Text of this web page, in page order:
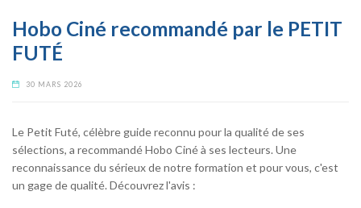
Hobo Ciné recommandé par le PETIT
FUTÉ
30 MARS 2026
Le Petit Futé, célèbre guide reconnu pour la qualité de ses
sélections, a recommandé Hobo Ciné à ses lecteurs. Une
reconnaissance du sérieux de notre formation et pour vous, c'est
un gage de qualité. Découvrez l'avis :